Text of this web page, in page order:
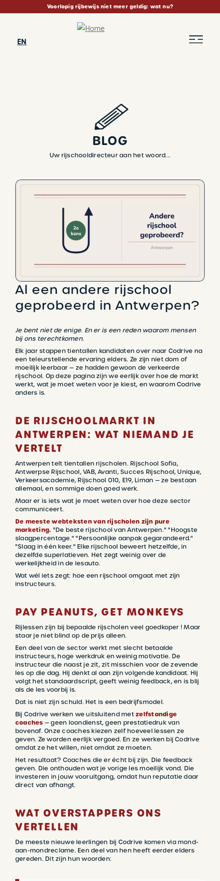
content
Voorlopig rijbewijs niet meer geldig: wat nu?
EN
BLOG
Uw rijschooldirecteur aan het woord...
Al een andere rijschool
geprobeerd in Antwerpen?
Je bent niet de enige. En er is een reden waarom mensen
bij ons terechtkomen.
Elk jaar stappen tientallen kandidaten over naar Codrive na
een teleurstellende ervaring elders. Ze zijn niet dom of
moeilijk leerbaar — ze hadden gewoon de verkeerde
rijschool. Op deze pagina zijn we eerlijk over hoe de markt
werkt, wat je moet weten voor je kiest, en waarom Codrive
anders is.
DE RIJSCHOOLMARKT IN
ANTWERPEN: WAT NIEMAND JE
VERTELT
Antwerpen telt tientallen rijscholen. Rijschool Sofia,
Antwerpse Rijschool, VAB, Avanti, Succes Rijschool, Unique,
Verkeersacademie, Rijschool 010, E19, Liman — ze bestaan
allemaal, en sommige doen goed werk.
Maar er is iets wat je moet weten over hoe deze sector
communiceert.
De meeste webteksten van rijscholen zijn pure
marketing. "De beste rijschool van Antwerpen." "Hoogste
slaagpercentage." "Persoonlijke aanpak gegarandeerd."
"Slaag in één keer." Elke rijschool beweert hetzelfde, in
dezelfde superlatieven. Het zegt weinig over de
werkelijkheid in de lesauto.
Wat wél iets zegt: hoe een rijschool omgaat met zijn
instructeurs.
PAY PEANUTS, GET MONKEYS
Rijlessen zijn bij bepaalde rijscholen veel goedkoper ! Maar
staar je niet blind op de prijs alleen.
Een deel van de sector werkt met slecht betaalde
instructeurs, hoge werkdruk en weinig motivatie. De
instructeur die naast je zit, zit misschien voor de zevende
les op die dag. Hij denkt al aan zijn volgende kandidaat. Hij
volgt het standaardscript, geeft weinig feedback, en is blij
als de les voorbij is.
Dat is niet zijn schuld. Het is een bedrijfsmodel.
Bij Codrive werken we uitsluitend metzelfstandige
coaches — geen loondienst, geen prestatiedruk van
bovenaf. Onze coaches kiezen zelf hoeveel lessen ze
geven. Ze worden eerlijk vergoed. En ze werken bij Codrive
omdat ze het willen, niet omdat ze moeten.
Het resultaat? Coaches die er écht bij zijn. Die feedback
geven. Die onthouden wat je vorige les moeilijk vond. Die
investeren in jouw vooruitgang, omdat hun reputatie daar
direct van afhangt.
WAT OVERSTAPPERS ONS
VERTELLEN
De meeste nieuwe leerlingen bij Codrive komen via mond-
aan-mondreclame. Een deel van hen heeft eerder elders
gereden. Dit zijn hun woorden: